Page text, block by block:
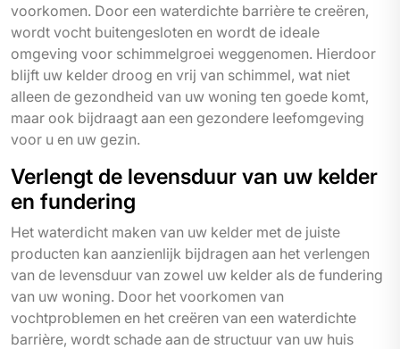
voorkomen. Door een waterdichte barrière te creëren,
wordt vocht buitengesloten en wordt de ideale
omgeving voor schimmelgroei weggenomen. Hierdoor
blijft uw kelder droog en vrij van schimmel, wat niet
alleen de gezondheid van uw woning ten goede komt,
maar ook bijdraagt aan een gezondere leefomgeving
voor u en uw gezin.
Verlengt de levensduur van uw kelder
en fundering
Het waterdicht maken van uw kelder met de juiste
producten kan aanzienlijk bijdragen aan het verlengen
van de levensduur van zowel uw kelder als de fundering
van uw woning. Door het voorkomen van
vochtproblemen en het creëren van een waterdichte
barrière, wordt schade aan de structuur van uw huis